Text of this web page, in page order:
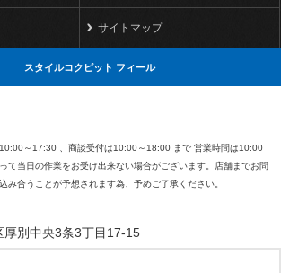
サイトマップ
スタイルコクピット フィール
～17:30 、商談受付は10:00～18:00 まで 営業時間は10:00
て当日の作業をお受け出来ない場合がございます。店舗までお問
み合うことが予想されます為、予めご了承ください。
厚別中央3条3丁目17-15